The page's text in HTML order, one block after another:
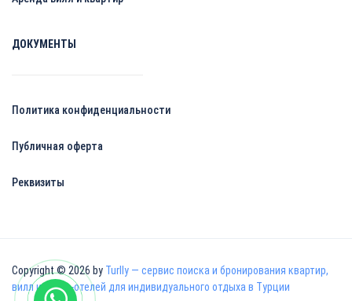
ДОКУМЕНТЫ
Политика конфиденциальности
Публичная оферта
Реквизиты
Copyright © 2026 by Turlly — сервис поиска и бронирования квартир,
вилл и апарт-отелей для индивидуального отдыха в Турции